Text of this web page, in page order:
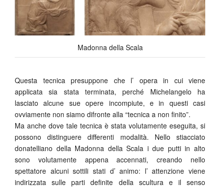
Madonna della Scala
Questa tecnica presuppone che l’ opera in cui viene
applicata sia stata terminata, perché Michelangelo ha
lasciato alcune sue opere incompiute, e in questi casi
ovviamente non siamo difronte alla “tecnica a non finito”.
Ma anche dove tale tecnica è stata volutamente eseguita, si
possono distinguere differenti modalità. Nello stiacciato
donatelliano della Madonna della Scala i due putti in alto
sono volutamente appena accennati, creando nello
spettatore alcuni sottili stati d’ animo: l’ attenzione viene
indirizzata sulle parti definite della scultura e il senso